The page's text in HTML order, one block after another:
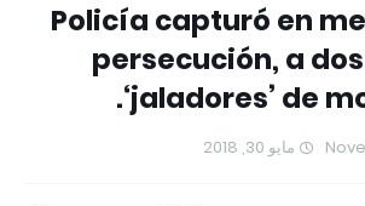
Policía capturó en
persecución, a
‘jaladores’ de
مايو 30, 2018